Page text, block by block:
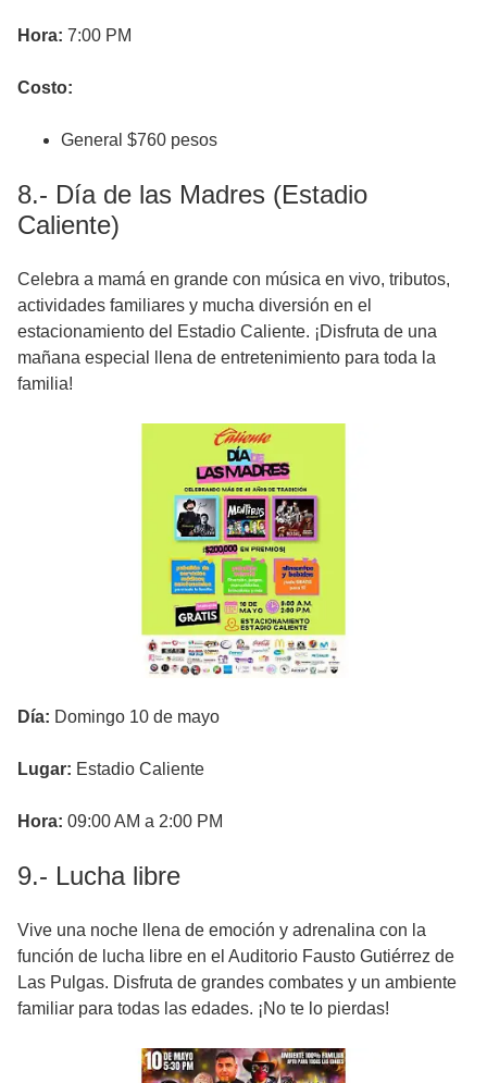
Hora: 7:00 PM
Costo:
General $760 pesos
8.- Día de las Madres (Estadio
Caliente)
Celebra a mamá en grande con música en vivo, tributos,
actividades familiares y mucha diversión en el
estacionamiento del Estadio Caliente. ¡Disfruta de una
mañana especial llena de entretenimiento para toda la
familia!
Día: Domingo 10 de mayo
Lugar: Estadio Caliente
Hora: 09:00 AM a 2:00 PM
9.- Lucha libre
Vive una noche llena de emoción y adrenalina con la
función de lucha libre en el Auditorio Fausto Gutiérrez de
Las Pulgas. Disfruta de grandes combates y un ambiente
familiar para todas las edades. ¡No te lo pierdas!